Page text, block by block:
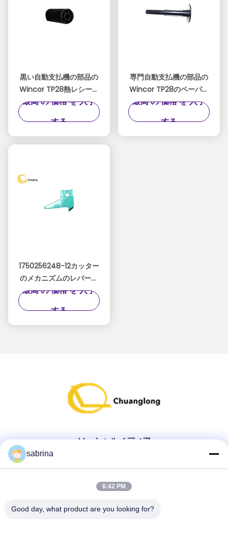
黒い自動支払機の部品の
Wincor TP28熱レシート
プリンター アイドラー
最高 の 価格 を 入手
する
専門自動支払機の部品の
Wincor TP28のペーパー
ディスペンサーのアッセ
最高 の 価格 を 入手
する
1750256248-12カッター
のメカニズムのレバーを
残っている自動支払機の
最高 の 価格 を 入手
する
ソーシャルメディア
クイックコンタクト
テレ
sabrina
6:42 PM
Good day, what product are you looking for?